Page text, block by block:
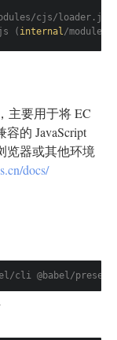
cjs/loader.js:
( internal /
主要用于将 EC
的 JavaScript
览器或其他环境
docs/
cli @babel/preset-